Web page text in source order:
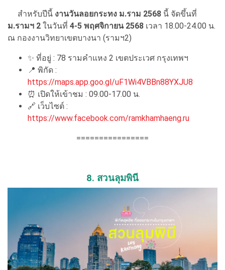
สำหรับปีนี้ งานวันลอยกระทง ม.ราม 2568 นี้ จัดขึ้นที่
ม.รามฯ 2 ในวันที่ 4-5 พฤศจิกายน 2568 เวลา 18.00-24.00 น.
ณ กองงานวิทยาเขตบางนา (รามฯ2)
✨ ที่อยู่ : 78 รามคำแหง 2 เขตประเวศ กรุงเทพฯ
📍 พิกัด :
https://maps.app.goo.gl/uF1Wi4VBBn88YXJU8
⏰ เปิดให้เข้าชม : 09.00-17.00 น.
🔗 เว็บไซต์ :
https://www.facebook.com/ramkhamhaeng.ru
================
8. สวนลุมพินี